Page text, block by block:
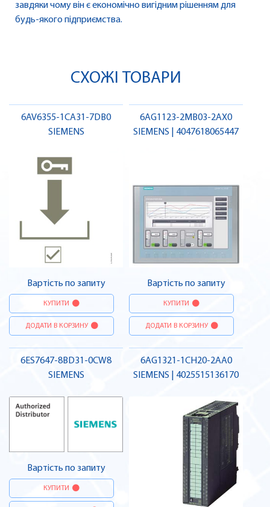
завдяки чому він є економічно вигідним рішенням для
будь-якого підприємства.
СХОЖІ ТОВАРИ
6AV6355-1CA31-7DB0
SIEMENS
Вартість по запиту
КУПИТИ
ДОДАТИ В КОРЗИНУ
6AG1123-2MB03-2AX0
SIEMENS | 4047618065447
Вартість по запиту
КУПИТИ
ДОДАТИ В КОРЗИНУ
6ES7647-8BD31-0CW8
SIEMENS
Вартість по запиту
КУПИТИ
6AG1321-1CH20-2AA0
SIEMENS | 4025515136170